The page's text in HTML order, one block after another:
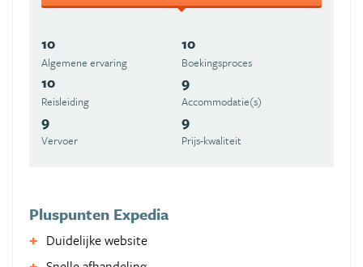
10
Algemene ervaring
10
Boekingsproces
10
Reisleiding
9
Accommodatie(s)
9
Vervoer
9
Prijs-kwaliteit
Pluspunten Expedia
Duidelijke website